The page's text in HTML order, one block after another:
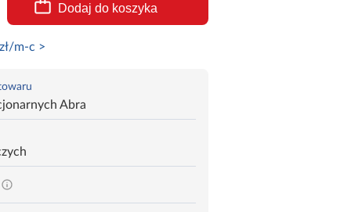
Dodaj do koszyka
m-c >
Abra